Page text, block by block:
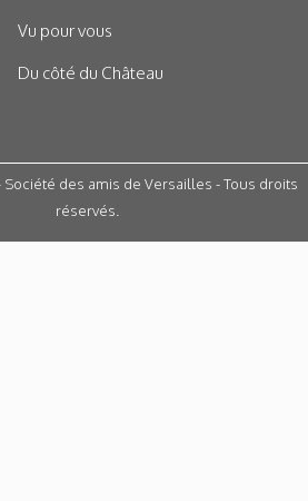
Vu pour vous
Du côté du Château
des amis de Versailles - Tous droits
réservés.